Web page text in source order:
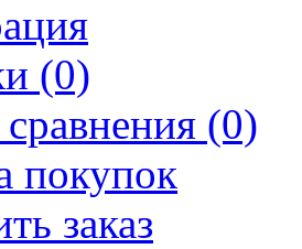
(0)
(0)
покупок
заказ